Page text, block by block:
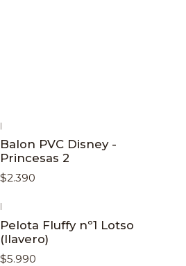
|
Balon PVC Disney -
Princesas 2
$2.390
|
Pelota Fluffy nº1 Lotso
(llavero)
$5.990